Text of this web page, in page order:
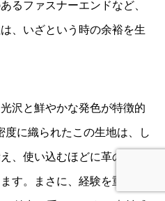
るファスナーエンドなど、
、いざという時の余裕を生
沢と鮮やかな発色が特徴的
に織られたこの生地は、し
、使い込むほどに革のよう
す。まさに、経験を重ねる